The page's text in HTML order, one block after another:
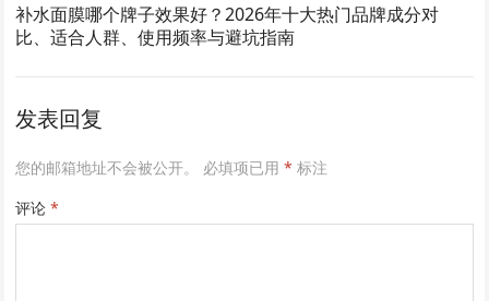
补水面膜哪个牌子效果好？2026年十大热门品牌成分对
比、适合人群、使用频率与避坑指南
发表回复
您的邮箱地址不会被公开。 必填项已用* 标注
评论*